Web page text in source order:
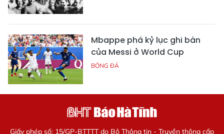
Mbappe phá kỷ lục ghi bàn
của Messi ở World Cup
BÓNG ĐÁ
Giấy phép số: 15/GP-BTTTT do Bộ Thông tin - Truyền thông cấp